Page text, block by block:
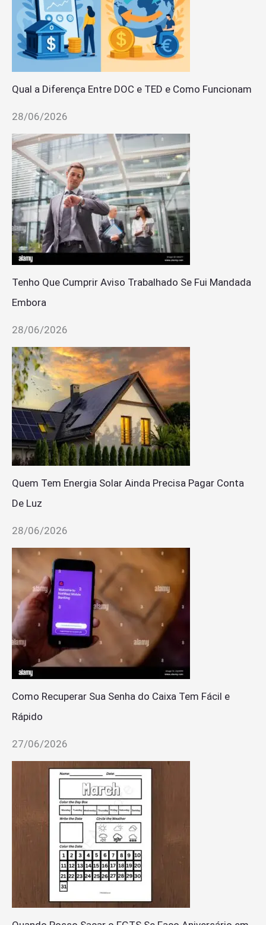
Qual a Diferença Entre DOC e TED e Como Funcionam
28/06/2026
Tenho Que Cumprir Aviso Trabalhado Se Fui Mandada
Embora
28/06/2026
Quem Tem Energia Solar Ainda Precisa Pagar Conta
De Luz
28/06/2026
Como Recuperar Sua Senha do Caixa Tem Fácil e
Rápido
27/06/2026